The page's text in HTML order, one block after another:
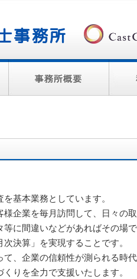
事務所
基本業務としています。
様企業を毎月訪問して、日々の
等に間違いなどがあればその場
決算」を実現することです。
て、企業の信頼性が測られる時
りを全力で支援いたします。